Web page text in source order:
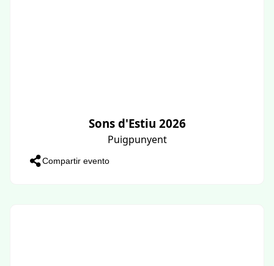
Sons d'Estiu 2026
Puigpunyent
Compartir evento